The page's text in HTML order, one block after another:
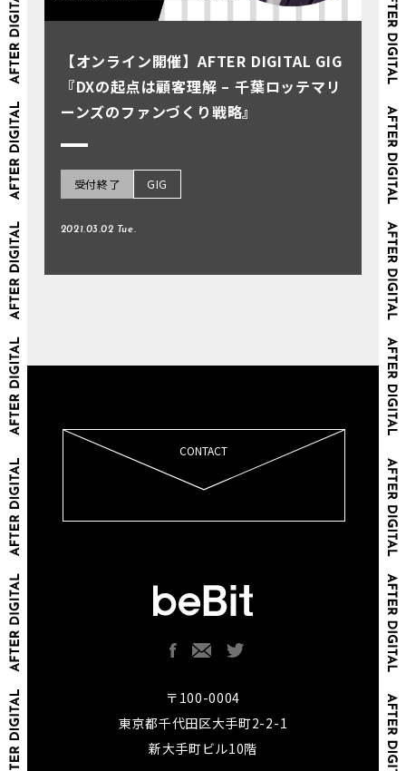
【オンライン開催】AFTER DIGITAL GIG
『DXの起点は顧客理解 – 千葉ロッテマリ
ーンズのファンづくり戦略』
受付終了 GIG
2021.03.02 Tue.
CONTACT
〒100-0004
東京都千代田区大手町2-2-1
新大手町ビル10階